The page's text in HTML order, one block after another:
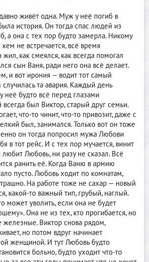
живёт одна. Муж у неё погиб в
история. Он тогда спас людей из
а она с тех пор будто замерла. Никому
не встречается, всё время
жил, как смеялся, как всегда помогал
сын Ваня, ради него она всё делает.
и вот ирония — водит тот самый
случилась та авария. Каждый день
неё будто всё перед глазами
был Виктор, старый друг семьи.
что-то чинит, что-то привозит, даже с
был, занимался. Только вот он тоже
он тогда попросил мужа Любови
в тот рейс. И с тех пор мучается, винит
любит Любовь, ни разу не сказал. Всё
ранить её. Когда Ваню в армию
пусто. Любовь ходит по комнатам,
На работе тоже не сахар — новый
какой-то важный тип, грубый, наглый.
может уволить, если она не будет
Она не из тех, кто прогибается, но
железные. Виктор снова рядом,
но потом вдруг начинает
женщиной. И тут Любовь будто
больно, будто уходит что-то